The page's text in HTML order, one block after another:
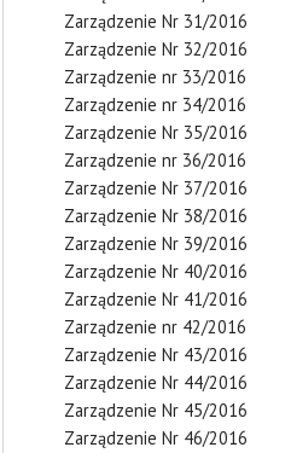
Zarządzenie Nr 31/2016
Zarządzenie Nr 32/2016
Zarządzenie nr 33/2016
Zarządzenie nr 34/2016
Zarządzenie Nr 35/2016
Zarządzenie nr 36/2016
Zarządzenie Nr 37/2016
Zarządzenie Nr 38/2016
Zarządzenie Nr 39/2016
Zarządzenie Nr 40/2016
Zarządzenie Nr 41/2016
Zarządzenie nr 42/2016
Zarządzenie Nr 43/2016
Zarządzenie Nr 44/2016
Zarządzenie Nr 45/2016
Zarządzenie Nr 46/2016